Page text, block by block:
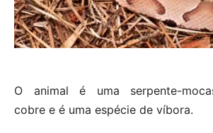
O animal é uma serpente-
cobre e é uma espécie de víbora.